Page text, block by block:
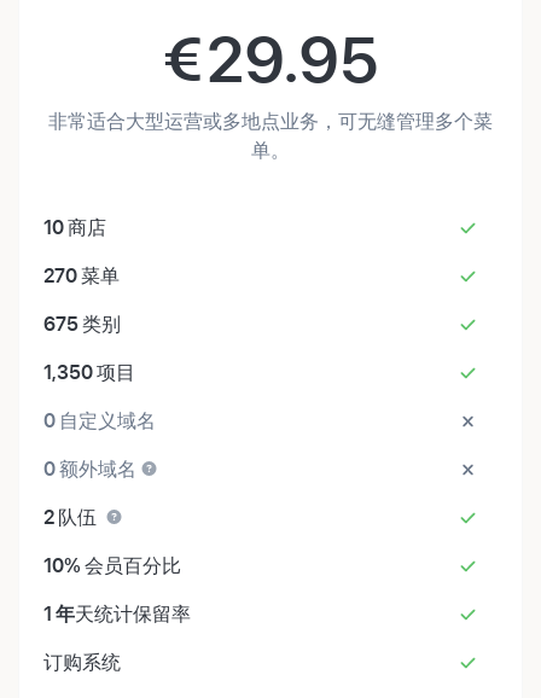
€29.95
非常适合大型运营或多地点业务，可无缝管理多个菜
单。
10商店
270菜单
675类别
1,350项目
0 自定义域名
0额外域名
2 队伍
10% 会员百分比
1 年天统计保留率
订购系统